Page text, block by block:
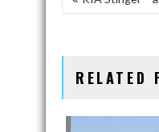
RELATED